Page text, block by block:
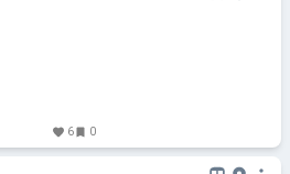
6 0